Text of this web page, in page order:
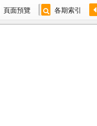
頁面預覽 各期索引